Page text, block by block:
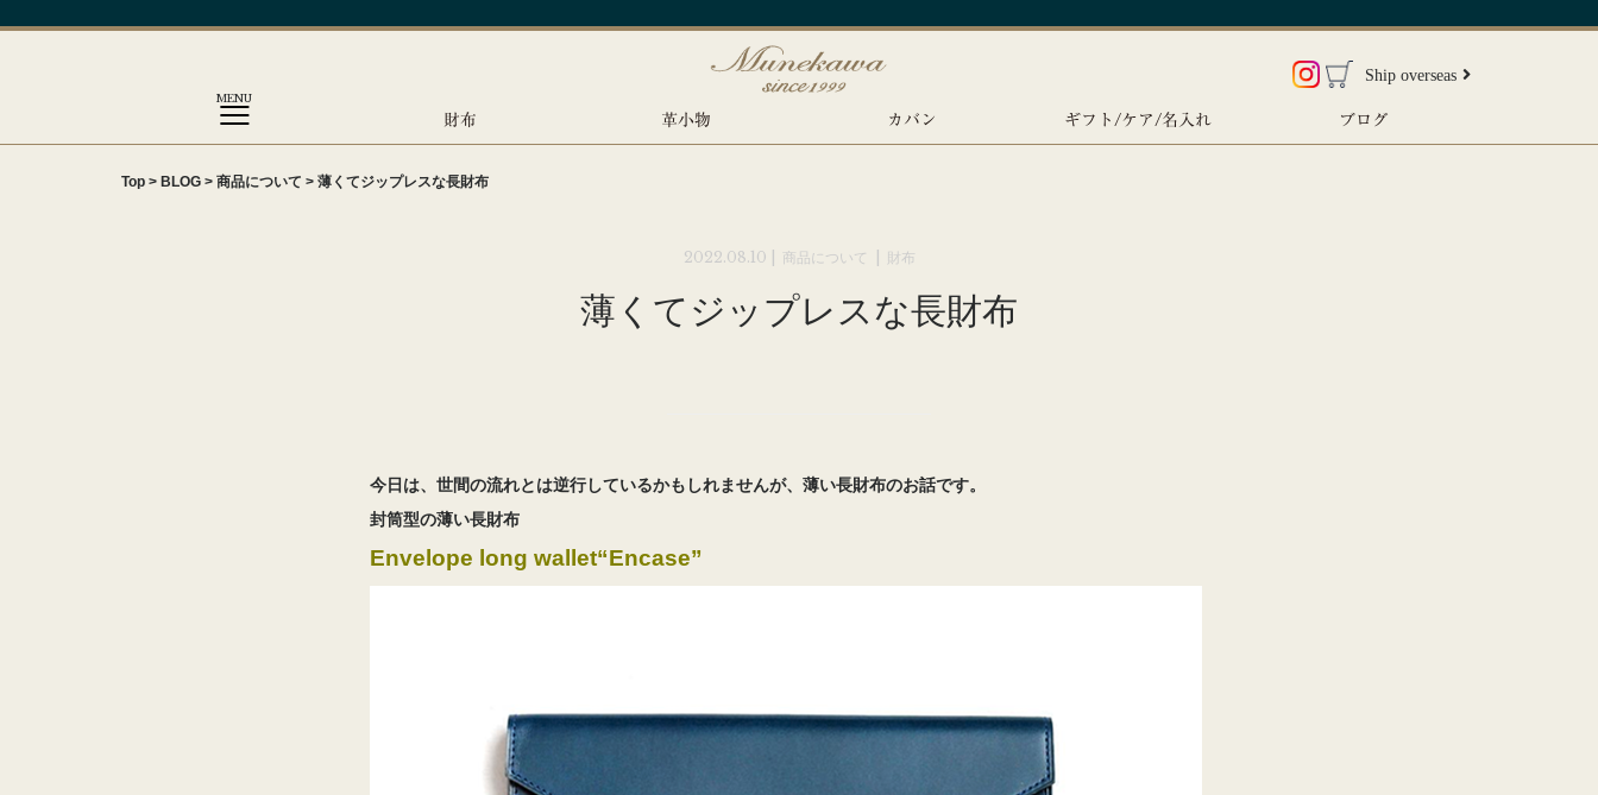
Ship overseas
MENU
財布 革小物 カバン ギフト/ケア/名入れ ブログ
Top > BLOG > 商品について > 薄くてジップレスな長財布
2022.08.10 | 商品について 財布
薄くてジップレスな長財布
今日は、世間の流れとは逆行しているかもしれませんが、薄い長財布のお話です。
封筒型の薄い長財布
Envelope long wallet“Encase”